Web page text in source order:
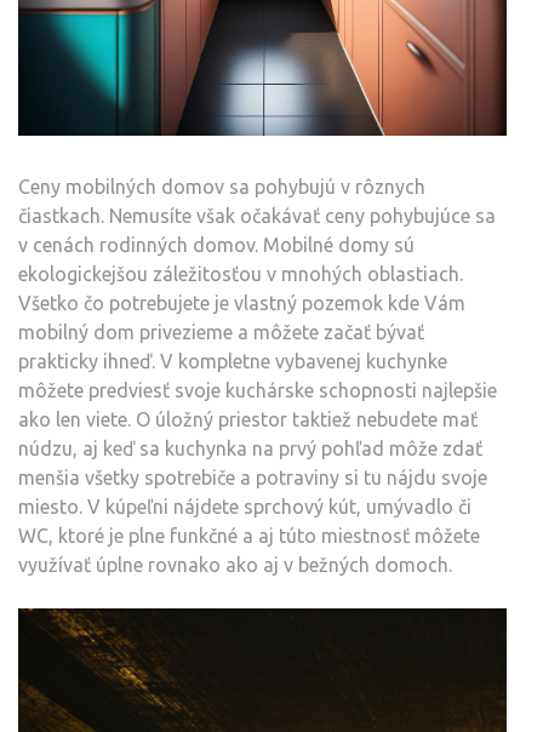
Ceny mobilných domov sa pohybujú v rôznych
čiastkach. Nemusíte však očakávať ceny pohybujúce sa
v cenách rodinných domov. Mobilné domy sú
ekologickejšou záležitosťou v mnohých oblastiach.
Všetko čo potrebujete je vlastný pozemok kde Vám
mobilný dom privezieme a môžete začať bývať
prakticky ihneď. V kompletne vybavenej kuchynke
môžete predviesť svoje kuchárske schopnosti najlepšie
ako len viete. O úložný priestor taktiež nebudete mať
núdzu, aj keď sa kuchynka na prvý pohľad môže zdať
menšia všetky spotrebiče a potraviny si tu nájdu svoje
miesto. V kúpeľni nájdete sprchový kút, umývadlo či
WC, ktoré je plne funkčné a aj túto miestnosť môžete
využívať úplne rovnako ako aj v bežných domoch.